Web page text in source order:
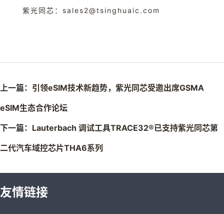
紫光同芯：sales2@tsinghuaic.com
上一篇：引领eSIM技术新趋势，紫光同芯受邀出席GSMA
eSIM生态合作论坛
下一篇：Lauterbach 调试工具TRACE32®已支持紫光同芯第
二代汽车域控芯片THA6系列
友情链接